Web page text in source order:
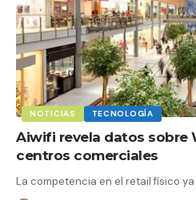
NOTICIAS TECNOLOGÍA
Aiwifi revela datos sobre
centros comerciales
La competencia en el retail físico